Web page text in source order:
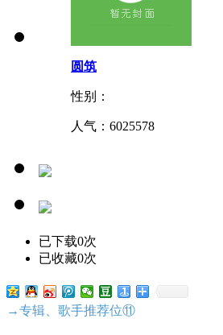
圆筑
性别：
人气： 6025578
已下载0次
已收藏0次
→专辑、歌手推荐位⑪